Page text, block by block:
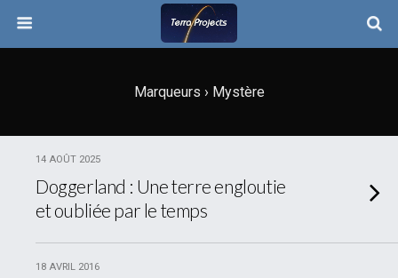
Marqueurs › Mystère
14 AOÛT 2025
Doggerland : Une terre engloutie
et oubliée par le temps
18 AVRIL 2016